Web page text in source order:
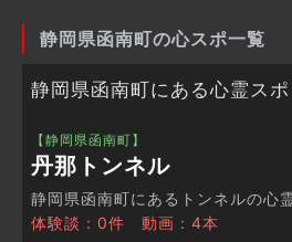
静岡県函南町の心スポ一覧
静岡県函南町にある心霊スポ
【静岡県函南町】
丹那トンネル
静岡県函南町にあるトンネルの心
体験談：0件 動画：4本